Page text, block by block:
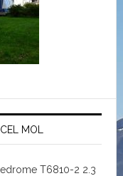
MOL
T6810-2 2.3